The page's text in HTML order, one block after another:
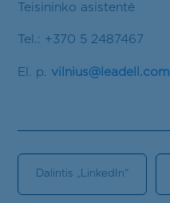
Teisininko asistentė
Tel.: +370 5 2487467
El. p. vilnius@leadell.com
Dalintis „LinkedIn“